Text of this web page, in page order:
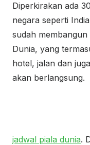
Diperkirakan ada
negara seperti
sudah
Dunia, yang
hotel, jalan dan
akan berlangsung.
jadwal piala dunia.